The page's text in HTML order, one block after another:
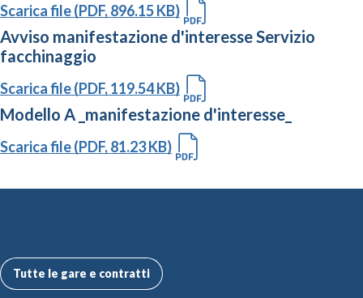
Scarica file (PDF, 896.15 KB)
Avviso manifestazione d'interesse Servizio
facchinaggio
Scarica file (PDF, 119.54 KB)
Modello A _manifestazione d'interesse_
Scarica file (PDF, 81.23 KB)
Tutte le gare e contratti